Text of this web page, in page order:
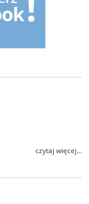
czytaj więcej...